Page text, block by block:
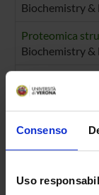
Consenso
Uso
Biochemistry
Proteomica
Biochemistry &
Biochemistry &
SECTIONS